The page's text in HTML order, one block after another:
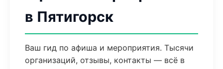
в Пятигорск
Ваш гид по афиша и мероприятия. Тысячи
организаций, отзывы, контакты — всё в